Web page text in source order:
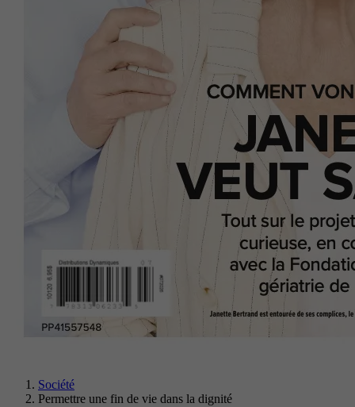
Société
Permettre une fin de vie dans la dignité